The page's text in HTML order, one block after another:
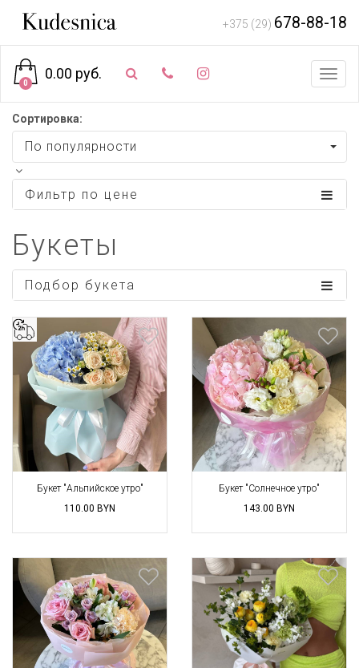
+375 (29) 678-88-18
0
0.00 руб.
Сортировка:
По популярности
Фильтр по цене
Букеты
Подбор букета
Букет "Альпийское утро"
110.00 BYN
Букет "Солнечное утро"
143.00 BYN